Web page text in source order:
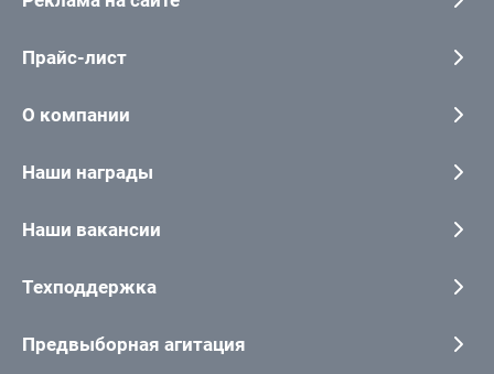
Прайс-лист
О компании
Наши награды
Наши вакансии
Техподдержка
Предвыборная агитация